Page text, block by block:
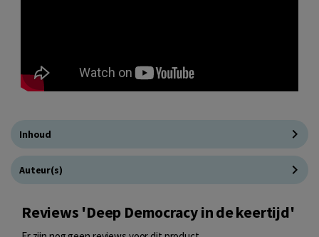
Inhoud
Auteur(s)
Reviews 'Deep Democracy in de keertijd'